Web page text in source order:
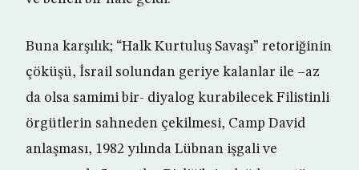
Buna karşılık; “Halk Kurtuluş Savaşı” retoriğinin
çöküşü, İsrail solundan geriye kalanlar ile –az
da olsa samimi bir- diyalog kurabilecek Filistinli
örgütlerin sahneden çekilmesi, Camp David
anlaşması, 1982 yılında Lübnan işgali ve